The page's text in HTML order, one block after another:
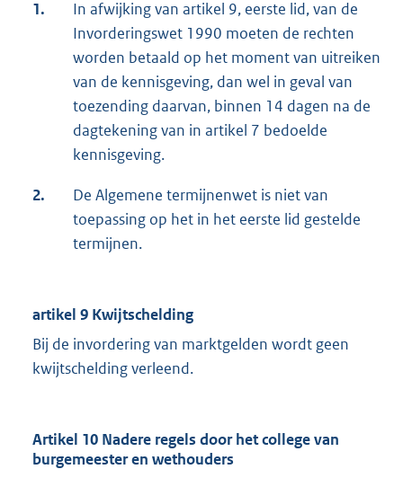
1.
In afwijking van artikel 9, eerste lid, van de
Invorderingswet 1990 moeten de rechten
worden betaald op het moment van uitreiken
van de kennisgeving, dan wel in geval van
toezending daarvan, binnen 14 dagen na de
dagtekening van in artikel 7 bedoelde
kennisgeving.
2.
De Algemene termijnenwet is niet van
toepassing op het in het eerste lid gestelde
termijnen.
artikel 9 Kwijtschelding
Bij de invordering van marktgelden wordt geen
kwijtschelding verleend.
Artikel 10 Nadere regels door het college van
burgemeester en wethouders